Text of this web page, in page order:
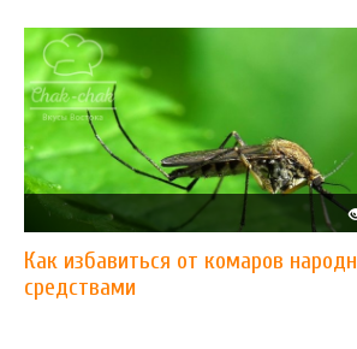
Как избавиться от комаров
средствами